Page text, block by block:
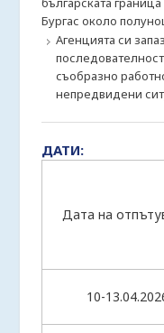
Бургас около
Агенцията си
съобразно
непредвидени
ДАТИ:
Дата на
10-